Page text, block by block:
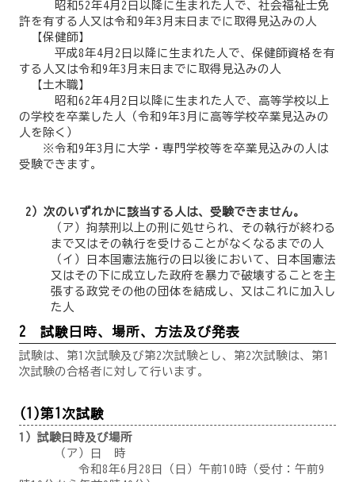
昭和52年4月2日以降に生まれた人で、社会福祉士免
許を有する人又は令和9年3月末日までに取得見込みの人
【保健師】
平成8年4月2日以降に生まれた人で、保健師資格を有
する人又は令和9年3月末日までに取得見込みの人
【土木職】
昭和62年4月2日以降に生まれた人で、高等学校以上
の学校を卒業した人（令和9年3月に高等学校卒業見込みの
人を除く）
※令和9年3月に大学・専門学校等を卒業見込みの人は
受験できます。
2）次のいずれかに該当する人は、受験できません。
（ア）拘禁刑以上の刑に処せられ、その執行が終わる
まで又はその執行を受けることがなくなるまでの人
（イ）日本国憲法施行の日以後において、日本国憲法
又はその下に成立した政府を暴力で破壊することを主
張する政党その他の団体を結成し、又はこれに加入し
た人
2 試験日時、場所、方法及び発表
試験は、第1次試験及び第2次試験とし、第2次試験は、第1
次試験の合格者に対して行います。
(1)第1次試験
1）試験日時及び場所
（ア）日 時
令和8年6月28日（日）午前10時（受付：午前9